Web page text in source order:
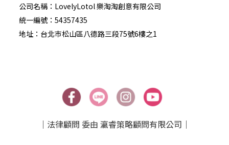
公司名稱：LovelyLotol 樂淘淘創意有限公司
統一編號：54357435
地址：台北巿松山區八德路三段75號6樓之1
｜法律顧問 委由 瀛睿策略顧問有限公司｜